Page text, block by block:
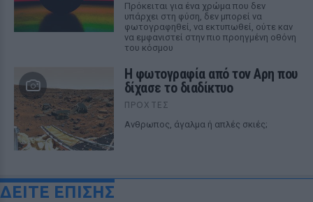
Πρόκειται για ένα χρώμα που δεν
υπάρχει στη φύση, δεν μπορεί να
φωτογραφηθεί, να εκτυπωθεί, ούτε καν
να εμφανιστεί στην πιο προηγμένη οθόνη
του κόσμου
Η φωτογραφία από τον Αρη που
δίχασε το διαδίκτυο
ΠΡΟΧΤΈΣ
Ανθρωπος, άγαλμα ή απλές σκιές;
ΔΕΙΤΕ ΕΠΙΣΗΣ